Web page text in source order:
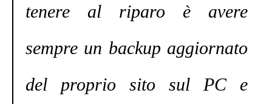
tenere al riparo è avere
sempre un backup aggiornato
del proprio sito sul PC e